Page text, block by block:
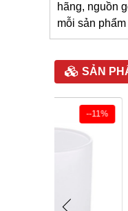
hãng, nguồn
mỗi sản
SẢN